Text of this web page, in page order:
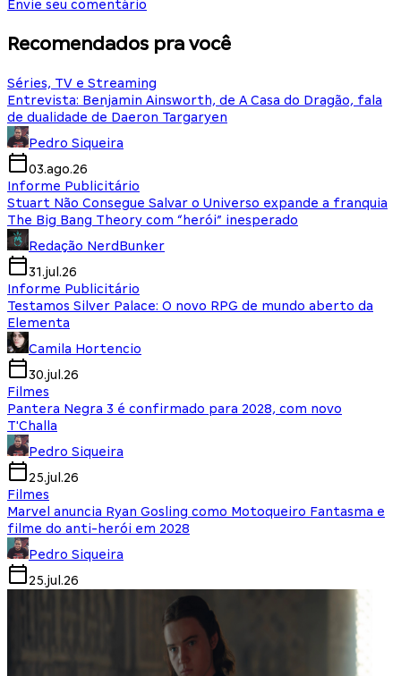
Envie seu comentário
Recomendados pra você
Séries, TV e Streaming
Entrevista: Benjamin Ainsworth, de A Casa do Dragão, fala
de dualidade de Daeron Targaryen
Pedro Siqueira
03.ago.26
Informe Publicitário
Stuart Não Consegue Salvar o Universo expande a franquia
The Big Bang Theory com “herói” inesperado
Redação NerdBunker
31.jul.26
Informe Publicitário
Testamos Silver Palace: O novo RPG de mundo aberto da
Elementa
Camila Hortencio
30.jul.26
Filmes
Pantera Negra 3 é confirmado para 2028, com novo
T'Challa
Pedro Siqueira
25.jul.26
Filmes
Marvel anuncia Ryan Gosling como Motoqueiro Fantasma e
filme do anti-herói em 2028
Pedro Siqueira
25.jul.26